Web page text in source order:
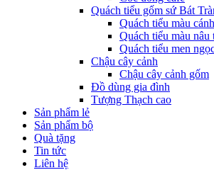
Quách tiểu gốm sứ Bát
Quách tiểu màu
Quách tiểu màu nâu
Quách tiểu men
Chậu cây cảnh
Chậu cây cảnh gốm
Đồ dùng gia đình
Tượng Thạch cao
Sản phẩm lẻ
Sản phẩm bộ
Quà tặng
Tin tức
Liên hệ